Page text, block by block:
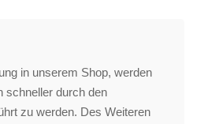
in unserem Shop, werden
schneller durch den
zu werden. Des Weiteren